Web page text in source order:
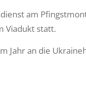
am
Viadukt statt.
Jahr an die